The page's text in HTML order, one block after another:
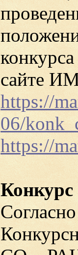
сайте
https://
06/
https://